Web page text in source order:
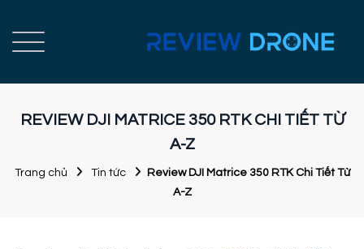
REVIEW DJI MATRICE 350 RTK CHI TIẾT TỪ
A-Z
Trang chủ Tin tức
Review DJI Matrice 350 RTK Chi Tiết Từ
A-Z